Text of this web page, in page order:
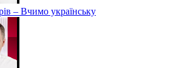
– Вчимо українську